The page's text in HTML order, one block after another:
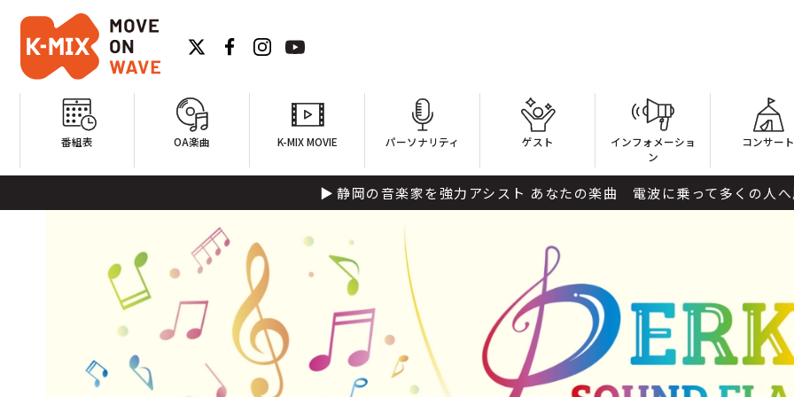
番組表 OA楽曲 K-MIX MOVIE パーソナリティ ゲスト
インフォメーショ
ン
コンサート
静岡の音楽家を強力アシスト あなたの楽曲 電波に乗って多くの人へ届け！